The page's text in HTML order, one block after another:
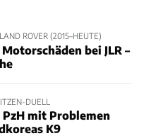
ROVER (2015–HEUTE)
bei JLR –
DUELL
PzH mit Problemen
K9